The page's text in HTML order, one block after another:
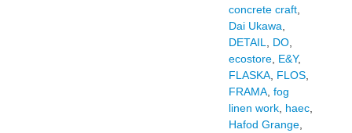
concrete craft,
Dai Ukawa
DETAIL
DO,
ecostore, E&Y,
FLASKA, FLOS,
FRAMA, fog
linen work, haec,
Hafod Grange,